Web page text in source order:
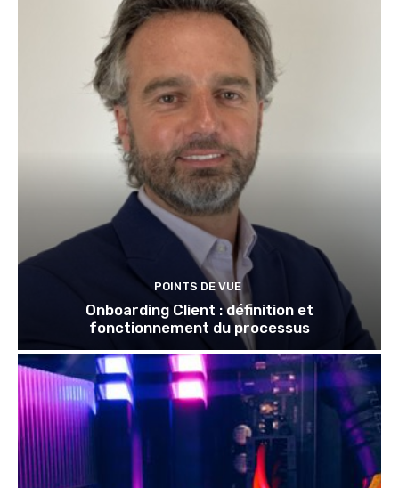
POINTS DE VUE
Onboarding Client : définition et
fonctionnement du processus